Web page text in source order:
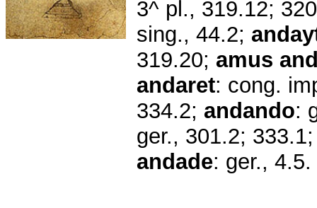
3^ pl., 319.12;
sing., 44.2;
319.20; amus
andaret: cong.
334.2; andando:
ger., 301.2;
andade: ger., 4.5.